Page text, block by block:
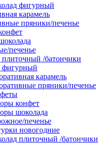
фигурный
карамель
пряники/печенье
печенье
/батончики
фигурный
карамель
пряники/печенье
конфет
шоколада
печенье
новогодние
плиточный /батончики